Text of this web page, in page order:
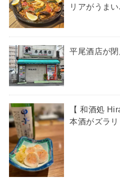
リアがうま
平尾酒店が閉
【 和酒処
本酒がズラ